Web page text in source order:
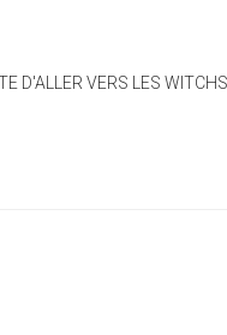
D'ALLER VERS LES